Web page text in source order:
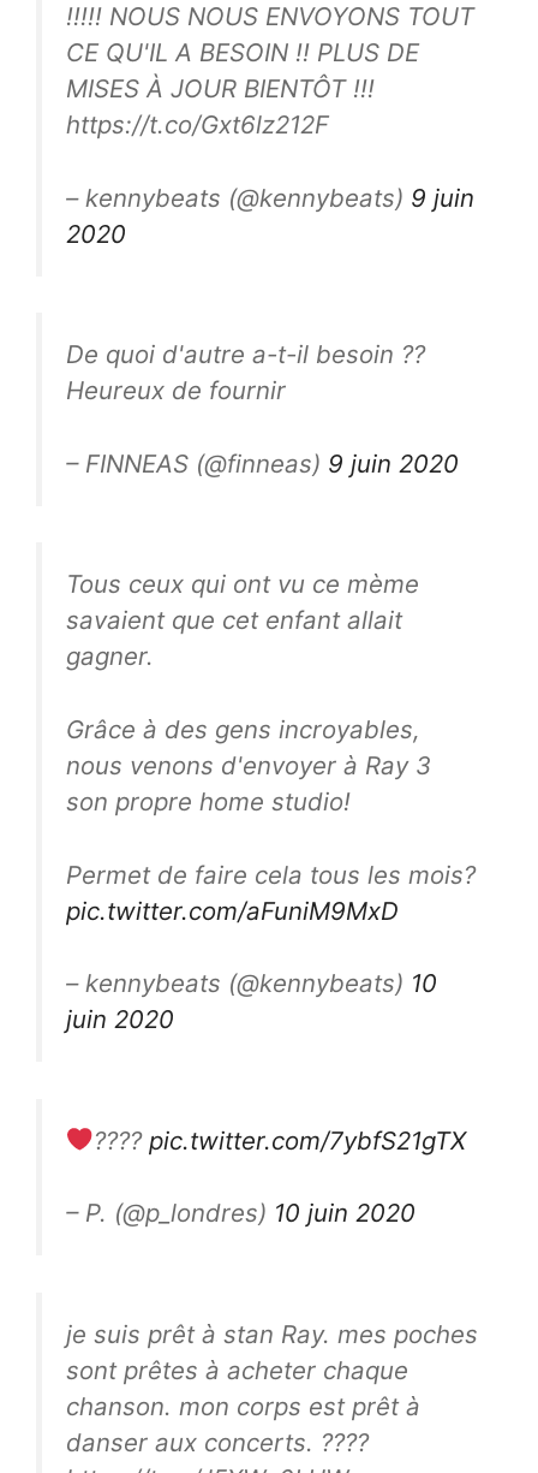
!!!!! NOUS NOUS ENVOYONS TOUT
CE QU'IL A BESOIN !! PLUS DE
MISES À JOUR BIENTÔT !!!
https://t.co/Gxt6lz212F
– kennybeats (@kennybeats) 9 juin
2020
De quoi d'autre a-t-il besoin ??
Heureux de fournir
– FINNEAS (@finneas) 9 juin 2020
Tous ceux qui ont vu ce mème
savaient que cet enfant allait
gagner.
Grâce à des gens incroyables,
nous venons d'envoyer à Ray 3
son propre home studio!
Permet de faire cela tous les mois?
pic.twitter.com/aFuniM9MxD
– kennybeats (@kennybeats) 10
juin 2020
????pic.twitter.com/7ybfS21gTX
– P. (@p_londres) 10 juin 2020
je suis prêt à stan Ray. mes poches
sont prêtes à acheter chaque
chanson. mon corps est prêt à
danser aux concerts. ????